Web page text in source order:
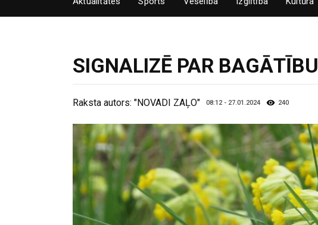
SIGNALIZĒ PAR BAGĀTĪBU
Raksta autors: "NOVADI ZAĻO" 08:12 - 27.01.2024 240